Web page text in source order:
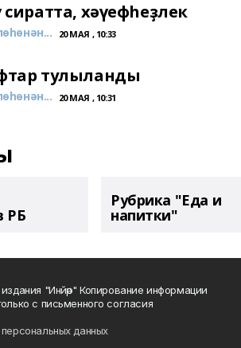
сиратта, хәүефһеҙлек
20 МАЯ , 10:33
тулыланды
20 МАЯ , 10:31
РБ
Рубрика "Еда и
напитки"
"Инйәр" Копирование информации
с письменного согласия
данных